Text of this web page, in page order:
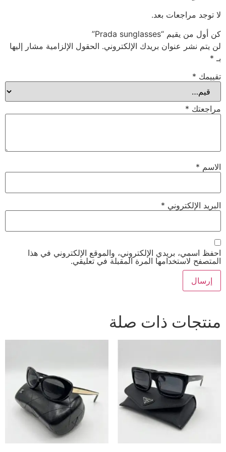
لا توجد مراجعات بعد.
كن أول من يقيم “Prada sunglasses”
لن يتم نشر عنوان بريدك الإلكتروني. الحقول الإلزامية مشار إليها
بـ *
تقييمك *
مراجعتك *
الاسم *
البريد الإلكتروني *
احفظ اسمي، بريدي الإلكتروني، والموقع الإلكتروني في هذا
المتصفح لاستخدامها المرة المقبلة في تعليقي.
منتجات ذات صلة